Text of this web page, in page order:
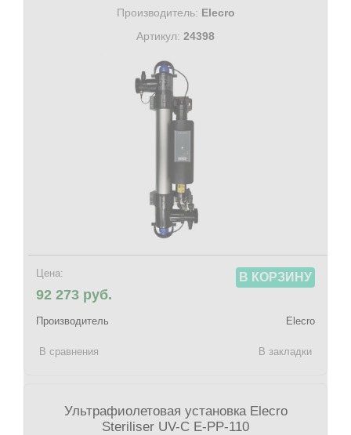
Производитель: Elecro
Артикул: 24398
Цена:
92 273 руб.
В КОРЗИНУ
Производитель Elecro
В сравнения В закладки
Ультрафиолетовая установка Elecro
Steriliser UV-C E-PP-110